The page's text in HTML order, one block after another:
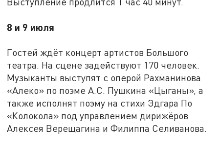
8 и 9 июля
Гостей ждёт концерт артистов Большого
театра. На сцене задействуют 170 человек.
Музыканты выступят с оперой Рахманинова
«Алеко» по поэме А.С. Пушкина «Цыганы», а
также исполнят поэму на стихи Эдгара По
«Колокола» под управлением дирижёров
Алексея Верещагина и Филиппа Селиванова.